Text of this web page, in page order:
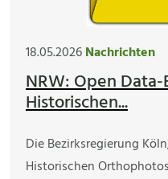
18.05.2026Nachrichten
NRW: Open
Historischen...
Die Bezirksregierung
Historischen